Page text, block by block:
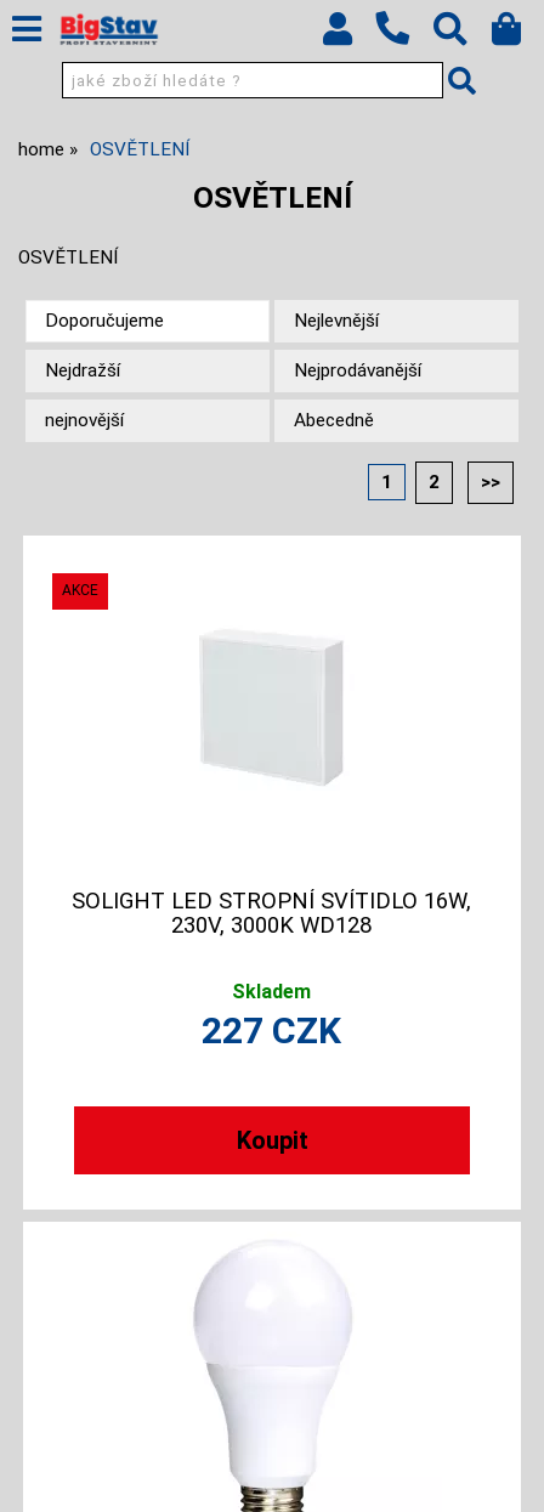
home OSVĚTLENÍ
OSVĚTLENÍ
OSVĚTLENÍ
Doporučujeme Nejlevnější
Nejdražší Nejprodávanější
nejnovější Abecedně
1 2 >>
SOLIGHT LED STROPNÍ SVÍTIDLO 16W,
230V, 3000K WD128
Skladem
227 CZK